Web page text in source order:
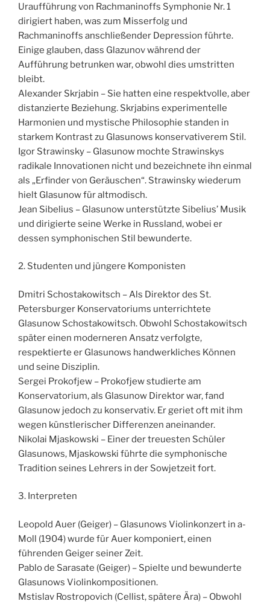
Uraufführung von Rachmaninoffs Symphonie Nr. 1
dirigiert haben, was zum Misserfolg und
Rachmaninoffs anschließender Depression führte.
Einige glauben, dass Glazunov während der
Aufführung betrunken war, obwohl dies umstritten
bleibt.
Alexander Skrjabin – Sie hatten eine respektvolle, aber
distanzierte Beziehung. Skrjabins experimentelle
Harmonien und mystische Philosophie standen in
starkem Kontrast zu Glasunows konservativerem Stil.
Igor Strawinsky – Glasunow mochte Strawinskys
radikale Innovationen nicht und bezeichnete ihn einmal
als „Erfinder von Geräuschen“. Strawinsky wiederum
hielt Glasunow für altmodisch.
Jean Sibelius – Glasunow unterstützte Sibelius’ Musik
und dirigierte seine Werke in Russland, wobei er
dessen symphonischen Stil bewunderte.
2. Studenten und jüngere Komponisten
Dmitri Schostakowitsch – Als Direktor des St.
Petersburger Konservatoriums unterrichtete
Glasunow Schostakowitsch. Obwohl Schostakowitsch
später einen moderneren Ansatz verfolgte,
respektierte er Glasunows handwerkliches Können
und seine Disziplin.
Sergei Prokofjew – Prokofjew studierte am
Konservatorium, als Glasunow Direktor war, fand
Glasunow jedoch zu konservativ. Er geriet oft mit ihm
wegen künstlerischer Differenzen aneinander.
Nikolai Mjaskowski – Einer der treuesten Schüler
Glasunows, Mjaskowski führte die symphonische
Tradition seines Lehrers in der Sowjetzeit fort.
3. Interpreten
Leopold Auer (Geiger) – Glasunows Violinkonzert in a-
Moll (1904) wurde für Auer komponiert, einen
führenden Geiger seiner Zeit.
Pablo de Sarasate (Geiger) – Spielte und bewunderte
Glasunows Violinkompositionen.
Mstislav Rostropovich (Cellist, spätere Ära) – Obwohl